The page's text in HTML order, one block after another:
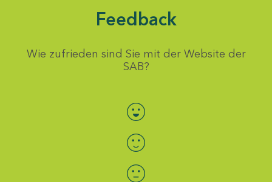
Feedback
Wie zufrieden sind Sie mit der Website der
SAB?
Bewertung auswählen